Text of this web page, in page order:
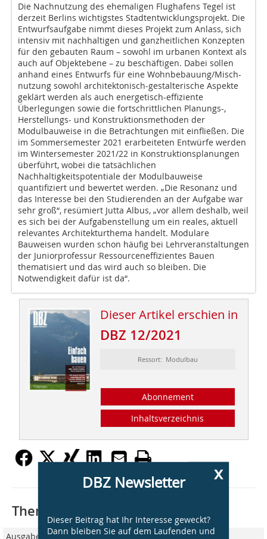
Die Nachnutzung des ehemaligen Flughafens Tegel ist
derzeit Berlins wichtigstes Stadtentwicklungsprojekt. Die
Entwurfsaufgabe nimmt dieses Projekt zum Anlass, sich
intensiv mit nachhaltigen und ganzheitlichen Konzepten
für den gebauten Raum – sowohl im urbanen Kontext als
auch auf Objektebene – zu beschäftigen. Dabei sollen
anhand eines Entwurfs für eine Wohnbebauung/Misch-
nutzung sowohl architektonisch-gestalterische Aspekte
geklärt werden als auch energetisch-effiziente
Überlegungen sowie die fortschrittlichen Planungs-,
Herstellungs- und Konstruktionsmethoden der
Modulbauweise in die Betrachtungen mit einfließen. Die
im Sommersemester 2021 erarbeiteten Entwürfe werden
im Wintersemester 2021/22 in Konstruktionsplanungen
überführt, wobei die tatsächlichen
Nachhaltigkeitspotentiale der Modulbauweise
quantifiziert und bewertet werden. „Die Resonanz und
das Interesse bei den Studierenden an der Aufgabe war
sehr groß“, resümiert Jutta Albus, „vor allem deshalb, weil
es sich bei der Aufgabenstellung um ein reales, aktuell
relevantes Architekturthema handelt. Modulare
Bauweisen wurden schon häufig bei Lehrveranstaltungen
der Juniorprofessur Ressourceneffizientes Bauen
thematisiert und das wird auch so bleiben. Die
Notwendigkeit dafür ist da“.
Dieser Artikel erschien in
DBZ 12/2021
Ressort: Modulbau
Abonnement
Inhaltsverzeichnis
x
DBZ Newsletter
Dieser Beitrag hat Ihr Interesse geweckt?
Dann bleiben Sie auf dem Laufenden und
Thematisch passende Artikel:
Ausgabe 01/2022